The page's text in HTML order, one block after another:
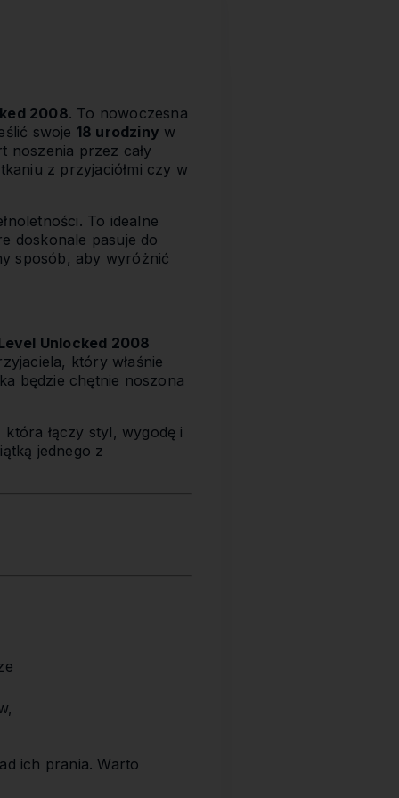
2008. To nowoczesna
swoje 18 urodziny w
noszenia przez cały
z przyjaciółmi czy w
To idealne
doskonale pasuje do
sposób, aby wyróżnić
Unlocked 2008
który właśnie
będzie chętnie noszona
która łączy styl, wygodę i
jednego z
ich prania. Warto